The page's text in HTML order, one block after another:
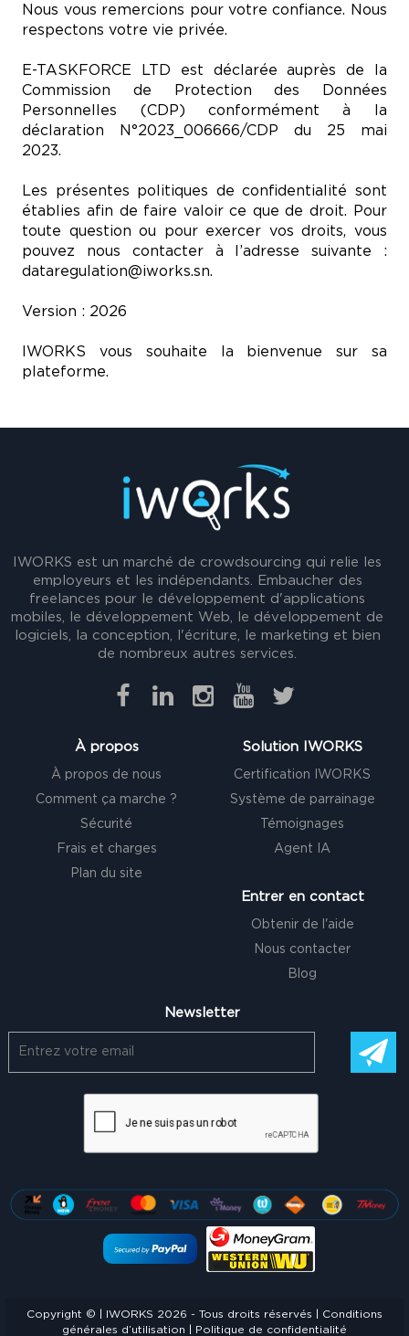
Nous vous remercions pour votre confiance. Nous
respectons votre vie privée.
E-TASKFORCE LTD est déclarée auprès de la
Commission de Protection des Données
Personnelles (CDP) conformément à la
déclaration N°2023_006666/CDP du 25 mai
2023.
Les présentes politiques de confidentialité sont
établies afin de faire valoir ce que de droit. Pour
toute question ou pour exercer vos droits, vous
pouvez nous contacter à l’adresse suivante :
dataregulation@iworks.sn.
Version : 2026
IWORKS vous souhaite la bienvenue sur sa
plateforme.
IWORKS est un marché de crowdsourcing qui relie les
employeurs et les indépendants. Embaucher des
freelances pour le développement d'applications
mobiles, le développement Web, le développement de
logiciels, la conception, l'écriture, le marketing et bien
de nombreux autres services.
À propos
À propos de nous
Comment ça marche ?
Sécurité
Frais et charges
Plan du site
Solution IWORKS
Certification IWORKS
Système de parrainage
Témoignages
Agent IA
Entrer en contact
Obtenir de l'aide
Nous contacter
Blog
Newsletter
Copyright © | IWORKS 2026 - Tous droits réservés | Conditions
générales d’utilisation
Politique de confidentialité